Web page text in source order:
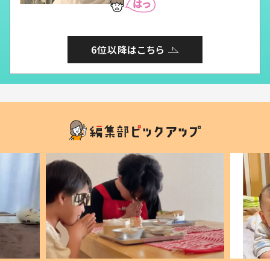
6位以降はこちら